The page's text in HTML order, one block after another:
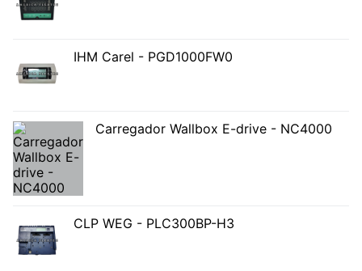
IHM Carel - PGD1000FW0
Carregador Wallbox E-drive - NC4000
CLP WEG - PLC300BP-H3